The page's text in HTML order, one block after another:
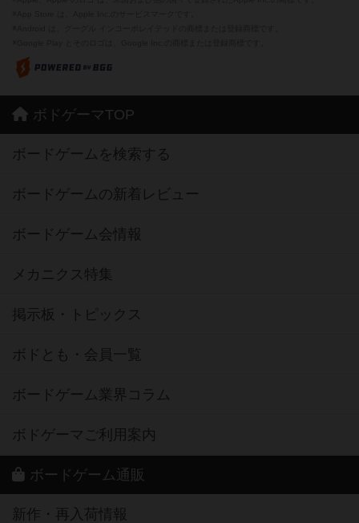
ボドゲーマTOP
ボードゲームを検索する
ボードゲームの新着レビュー
ボードゲーム会情報
メカニクス特集
掲示板・トピックス
ボドとも・会員一覧
ボードゲーム業界コラム
ボドゲーマご利用案内
ボードゲーム通販
新作・再入荷情報